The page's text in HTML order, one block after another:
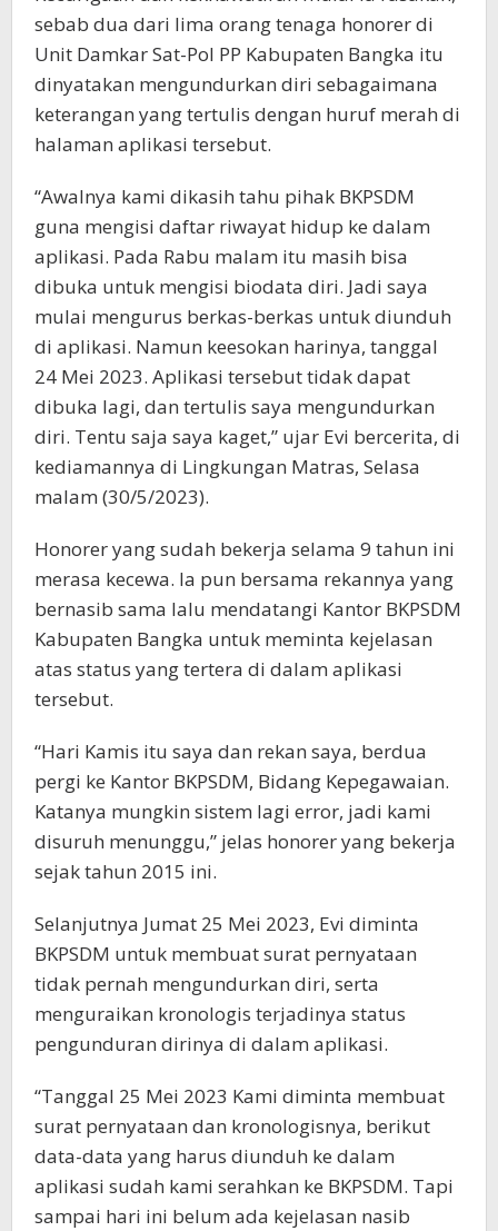
sebab dua dari lima orang tenaga honorer di
Unit Damkar Sat-Pol PP Kabupaten Bangka itu
dinyatakan mengundurkan diri sebagaimana
keterangan yang tertulis dengan huruf merah di
halaman aplikasi tersebut.
“Awalnya kami dikasih tahu pihak BKPSDM
guna mengisi daftar riwayat hidup ke dalam
aplikasi. Pada Rabu malam itu masih bisa
dibuka untuk mengisi biodata diri. Jadi saya
mulai mengurus berkas-berkas untuk diunduh
di aplikasi. Namun keesokan harinya, tanggal
24 Mei 2023. Aplikasi tersebut tidak dapat
dibuka lagi, dan tertulis saya mengundurkan
diri. Tentu saja saya kaget,” ujar Evi bercerita, di
kediamannya di Lingkungan Matras, Selasa
malam (30/5/2023).
Honorer yang sudah bekerja selama 9 tahun ini
merasa kecewa. Ia pun bersama rekannya yang
bernasib sama lalu mendatangi Kantor BKPSDM
Kabupaten Bangka untuk meminta kejelasan
atas status yang tertera di dalam aplikasi
tersebut.
“Hari Kamis itu saya dan rekan saya, berdua
pergi ke Kantor BKPSDM, Bidang Kepegawaian.
Katanya mungkin sistem lagi error, jadi kami
disuruh menunggu,” jelas honorer yang bekerja
sejak tahun 2015 ini.
Selanjutnya Jumat 25 Mei 2023, Evi diminta
BKPSDM untuk membuat surat pernyataan
tidak pernah mengundurkan diri, serta
menguraikan kronologis terjadinya status
pengunduran dirinya di dalam aplikasi.
“Tanggal 25 Mei 2023 Kami diminta membuat
surat pernyataan dan kronologisnya, berikut
data-data yang harus diunduh ke dalam
aplikasi sudah kami serahkan ke BKPSDM. Tapi
sampai hari ini belum ada kejelasan nasib